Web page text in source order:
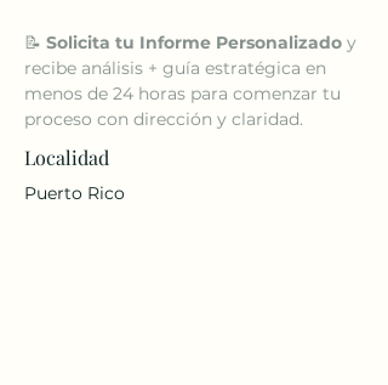
📝 Solicita tu Informe Personalizado y
recibe análisis + guía estratégica en
menos de 24 horas para comenzar tu
proceso con dirección y claridad.
Localidad
Puerto Rico